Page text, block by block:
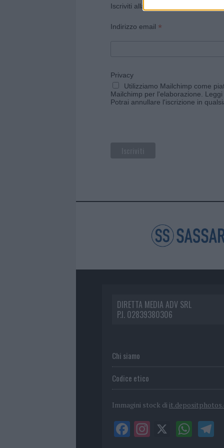
Iscriviti alla newsletter di Gallura
Indirizzo email *
Privacy
Utilizziamo Mailchimp come
Mailchimp per l'elaborazione.
Potrai annullare l'iscrizione in
DIRETTA MEDIA ADV SRL
P.I. 02839380306
Chi siamo
Codice etico
Immagini stock di